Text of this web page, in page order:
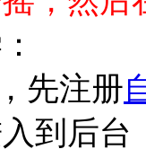
先注册
到后台